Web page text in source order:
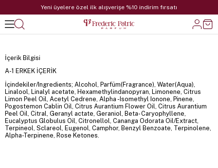
Yeni üyelere özel ilk alışverişe %10 indirim fırsatı
İçerik Bilgisi
A-1 ERKEK İÇERİK
İçindekiler/Ingredients; Alcohol, Parfüm(Fragrance), Water(Aqua),
Linalool, Linalyl acetate, Hexamethylindanopyran, Limonene, Citrus
Limon Peel Oil, Acetyl Cedrene, Alpha -Isomethyl Ionone, Pinene,
Pogostemon Cablin Oil, Citrus Aurantium Flower Oil, Citrus Aurantium
Peel Oil, Citral, Geranyl actate, Geraniol, Beta- Caryophyllene,
Eucalyptus Globulus Oil, Citronellol, Cananga Odorata Oil/Extract,
Terpineol, Sclareol, Eugenol, Camphor, Benzyl Benzoate, Terpinolene,
Alpha-Terpinene, Rose Ketones.